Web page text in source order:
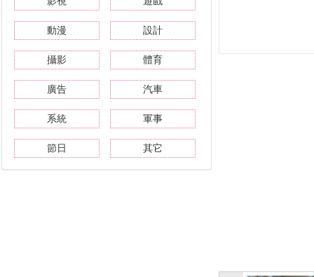
動漫 設計
攝影 體育
廣告 汽車
系統 軍事
節日 其它